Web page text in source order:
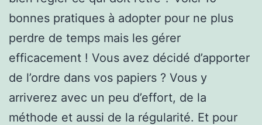
bonnes pratiques à adopter pour ne plus
perdre de temps mais les gérer
efficacement ! Vous avez décidé d’apporter
de l’ordre dans vos papiers ? Vous y
arriverez avec un peu d’effort, de la
méthode et aussi de la régularité. Et pour